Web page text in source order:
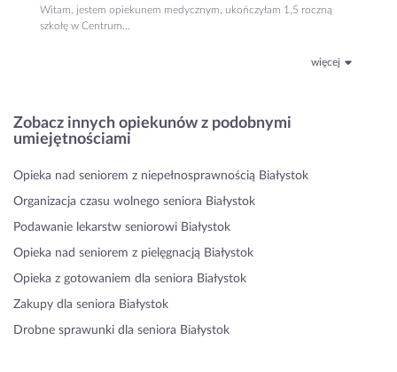
Witam, jestem opiekunem medycznym, ukończyłam 1,5 roczną
szkołę w Centrum...
więcej
Zobacz innych opiekunów z podobnymi
umiejętnościami
Opieka nad seniorem z niepełnosprawnością Białystok
Organizacja czasu wolnego seniora Białystok
Podawanie lekarstw seniorowi Białystok
Opieka nad seniorem z pielęgnacją Białystok
Opieka z gotowaniem dla seniora Białystok
Zakupy dla seniora Białystok
Drobne sprawunki dla seniora Białystok